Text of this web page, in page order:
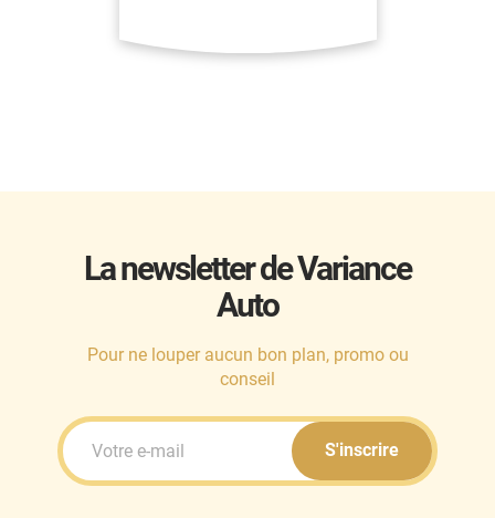
La newsletter de Variance
Auto
Pour ne louper aucun bon plan, promo ou
conseil
S'inscrire